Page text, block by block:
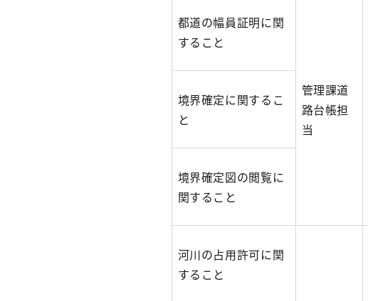
都道の幅員証明に関
すること
管理課道
路台帳担
当
境界確定に関するこ
と
境界確定図の閲覧に
関すること
河川の占用許可に関
すること